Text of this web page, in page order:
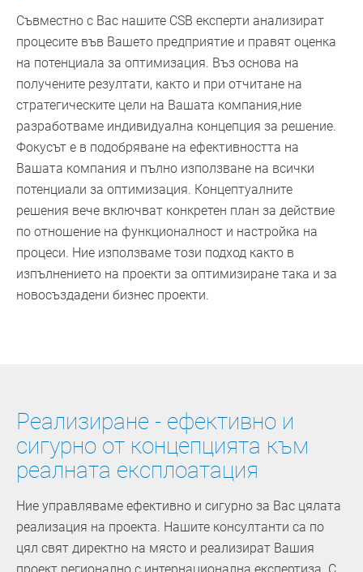
Съвместно с Вас нашите CSB експерти анализират
процесите във Вашето предприятие и правят оценка
на потенциала за оптимизация. Въз основа на
получените резултати, както и при отчитане на
стратегическите цели на Вашата компания,ние
разработваме индивидуална концепция за решение.
Фокусът е в подобряване на ефективността на
Вашата компания и пълно използване на всички
потенциали за оптимизация. Концептуалните
решения вече включват конкретен план за действие
по отношение на функционалност и настройка на
процеси. Ние използваме този подход както в
изпълнението на проекти за оптимизиране така и за
новосъздадени бизнес проекти.
Реализиране - ефективно и
сигурно от концепцията към
реалната експлоатация
Ние управляваме ефективно и сигурно за Вас цялата
реализация на проекта. Нашите консултанти са по
цял свят директно на място и реализират Вашия